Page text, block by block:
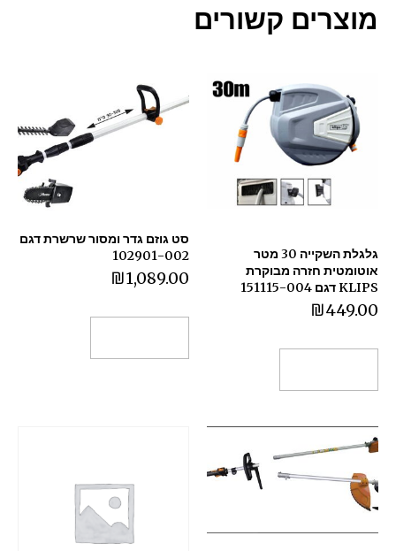
מוצרים קשורים
גלגלת השקייה 30 מטר
אוטומטית חזרה מבוקרת
KLIPS דגם 151115-004
₪449.00
סט גוזם גדר ומסור שרשרת דגם
102901-002
₪1,089.00